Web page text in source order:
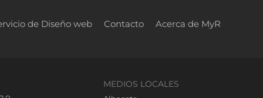
de Diseño web Contacto Acerca de MyR
MEDIOS LOCALES